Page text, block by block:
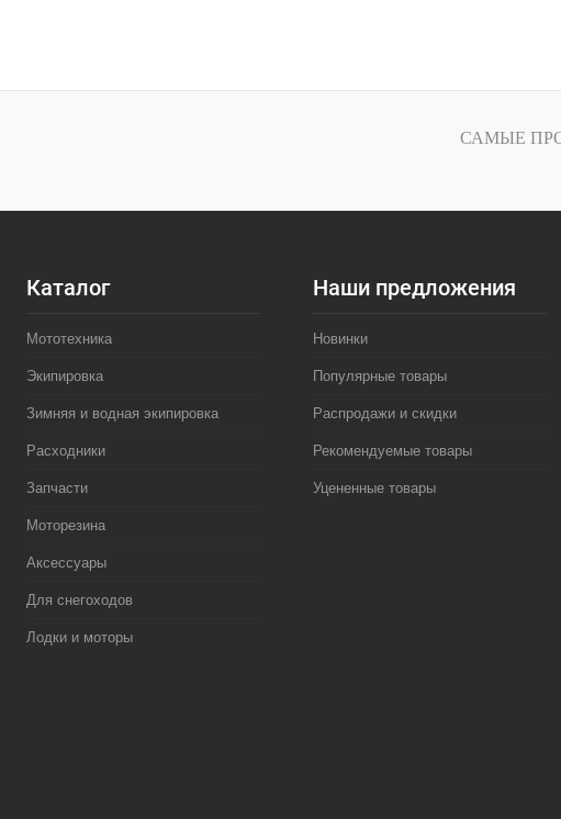
Купить в 1 клик К сравнению Купить в 1 клик
САМЫЕ
Каталог
Мототехника
Экипировка
Зимняя и водная экипировка
Расходники
Запчасти
Моторезина
Аксессуары
Для снегоходов
Лодки и моторы
Наши предложения
Новинки
Популярные товары
Распродажи и скидки
Рекомендуемые товары
Уцененные товары